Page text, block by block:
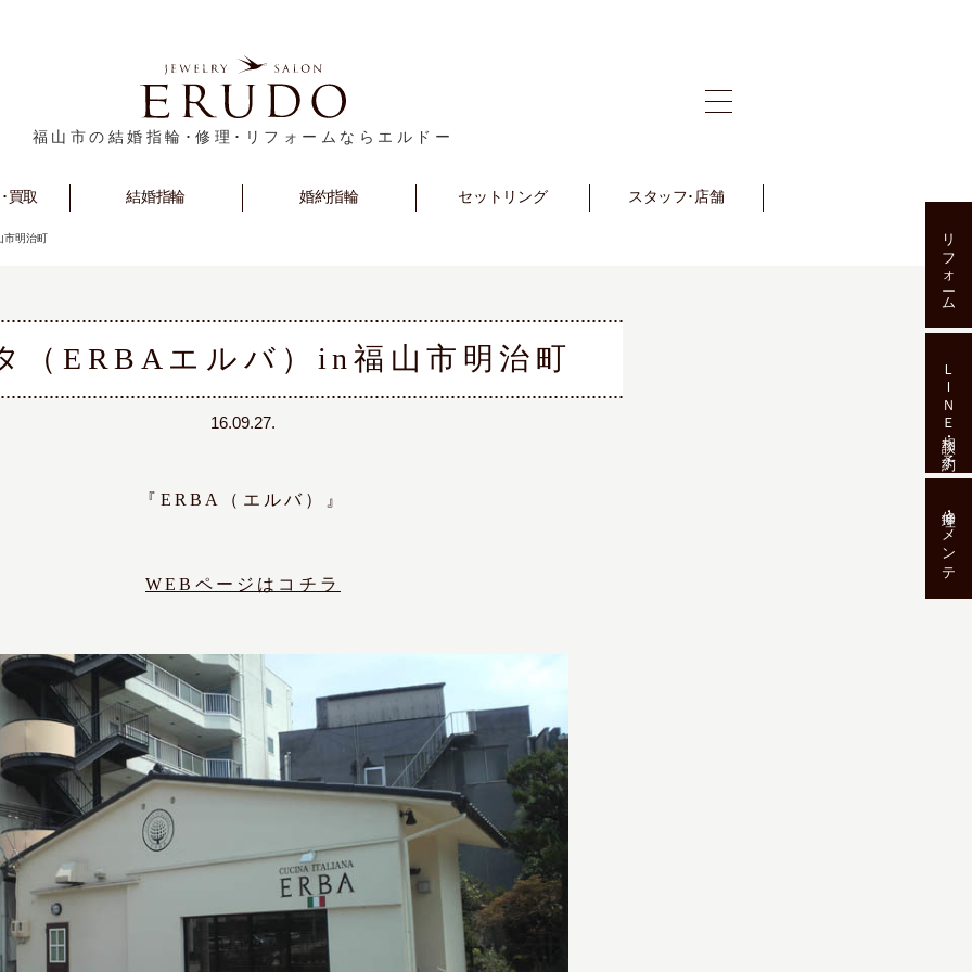
福山市の結婚指輪･修理･リフォームならエルドー
買取 結婚指輪
Marriage 婚約指輪
Engagement セットリング
Set Ring スタッフ･店舗
Staff･Shop
市明治町
（ERBAエルバ）in福山市明治町
16.09.27.
『ERBA（エルバ）』
WEBページはコチラ
リフォーム
ＬＩＮＥ相談･予約
修理･メンテ